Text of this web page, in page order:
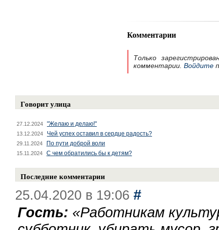
Комментарии
Только
комментарии. Войдите
Говорит улица
27.12.2024 "Желаю и делаю!"
13.12.2024 Чей успех оставил в сердце радость?
29.11.2024 По пути доброй воли
15.11.2024 С чем обратились бы к детям?
Последние комментарии
25.04.2020 в 19:06 #
Гость: «Работникам